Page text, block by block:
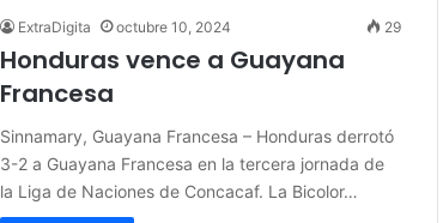
ExtraDigita octubre 10, 2024 29
Honduras vence a Guayana
Francesa
Sinnamary, Guayana Francesa – Honduras derrotó
3-2 a Guayana Francesa en la tercera jornada de
la Liga de Naciones de Concacaf. La Bicolor…